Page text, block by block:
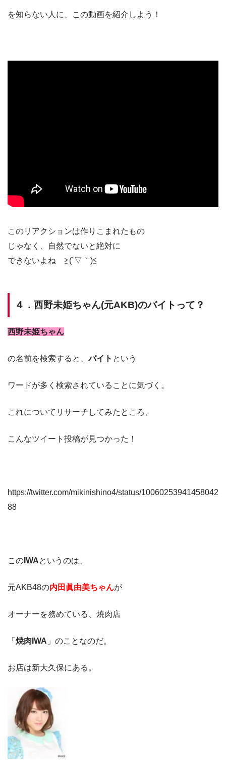
を知らない人に、この動画を紹介しよう！
このリアクションは作りこまれたもの
じゃなく、自然でないと絶対に
できないよね ≧(´▽｀)≦
４．西野未姫ちゃん(元AKB)のバイトって？
西野未姫ちゃん
の名前を検索すると、バイト という
ワードが多く検索されていることに気づく。
これについてリサーチしてみたところ、
こんなツイート投稿が見つかった！
https://twitter.com/mikinishino4/status/10060253941458042
88
この IWAというのは、
元AKB48の内田眞由美ちゃんが
オーナーを務めている、焼肉店
「 焼肉IWA 」のことなのだ。
お店は新大久保にある。